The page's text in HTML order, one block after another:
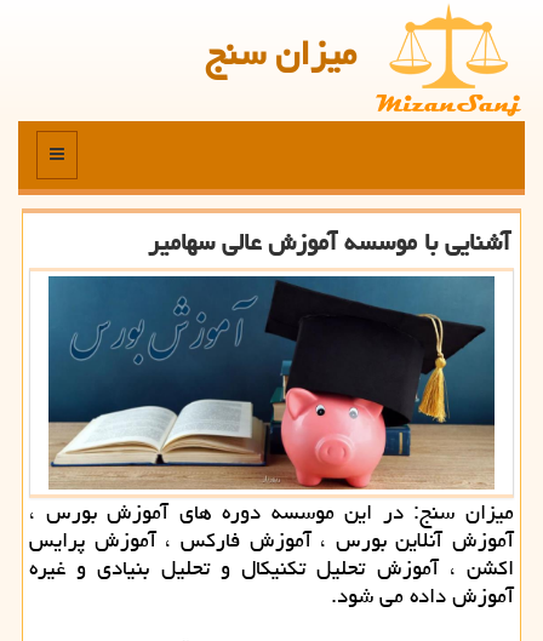
میزان سنج
منو
آشنایی با موسسه آموزش عالی سهامیر
میزان سنج: در این موسسه دوره های آموزش بورس ،
آموزش آنلاین بورس ، آموزش فاركس ، آموزش پرایس
اكشن ، آموزش تحلیل تكنیكال و تحلیل بنیادی و غیره
آموزش داده می شود.